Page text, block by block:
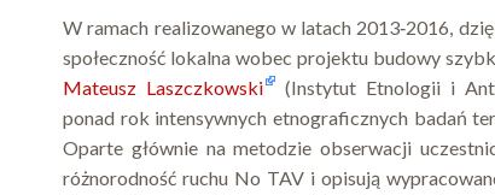
W ramach realizowanego w latach 2013‑2016,
społeczność lokalna wobec projektu budowy
Mateusz Laszczkowski
(Instytut Etnologii i
ponad rok intensywnych etnograficznych badań
Oparte głównie na metodzie obserwacji
różnorodność ruchu No TAV i opisują